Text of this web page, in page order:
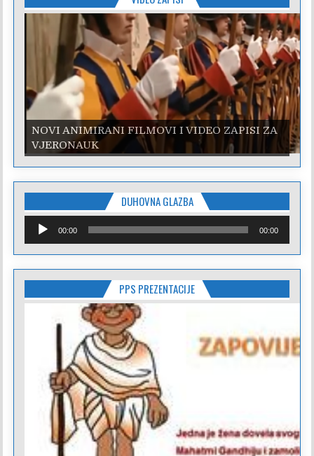
NOVI ANIMIRANI FILMOVI I VIDEO ZAPISI ZA
VJERONAUK
DUHOVNA GLAZBA
Reproduktor
audiozapisa
00:00 00:00
PPS PREZENTACIJE